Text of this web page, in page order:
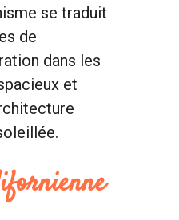
se traduit
de
dans les
et